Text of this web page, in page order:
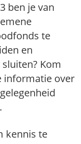
ben je van
te
en
Kom
informatie over
kennis te